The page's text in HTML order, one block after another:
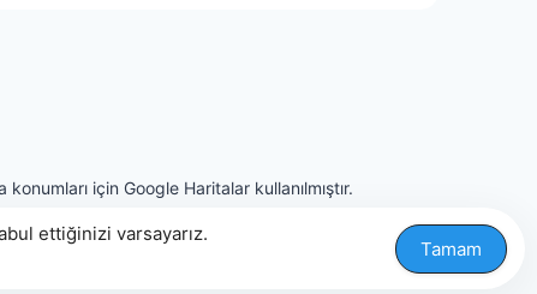
için Google Haritalar kullanılmıştır.
ettiğinizi varsayarız.
Tamam